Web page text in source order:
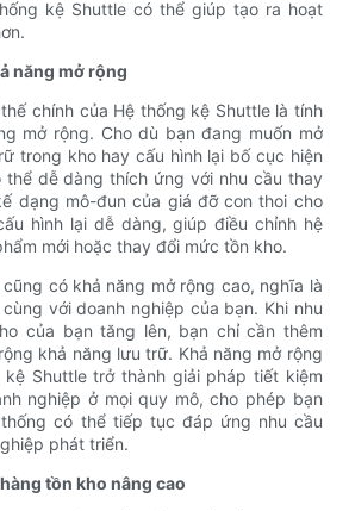
kệ Shuttle có thể giúp tạo ra hoạt
năng mở rộng
chính của Hệ thống kệ Shuttle là tính
mở rộng. Cho dù bạn đang muốn mở
trong kho hay cấu hình lại bố cục hiện
thể dễ dàng thích ứng với nhu cầu thay
dạng mô-đun của giá đỡ con thoi cho
hình lại dễ dàng, giúp điều chỉnh hệ
mới hoặc thay đổi mức tồn kho.
có khả năng mở rộng cao, nghĩa là
với doanh nghiệp của bạn. Khi nhu
của bạn tăng lên, bạn chỉ cần thêm
khả năng lưu trữ. Khả năng mở rộng
kệ Shuttle trở thành giải pháp tiết kiệm
nghiệp ở mọi quy mô, cho phép bạn
có thể tiếp tục đáp ứng nhu cầu
phát triển.
tồn kho nâng cao